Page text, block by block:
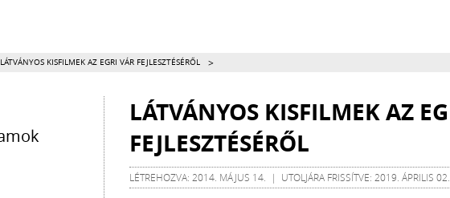
LÁTVÁNYOS KISFILMEK AZ EGRI VÁR FEJLESZTÉSÉRŐL >
LÁTVÁNYOS KISFILMEK AZ
FEJLESZTÉSÉRŐL
LÉTREHOZVA: 2014. MÁJUS 14. | UTOLJÁRA FRISSÍTVE: 2019. ÁPRILIS 02.